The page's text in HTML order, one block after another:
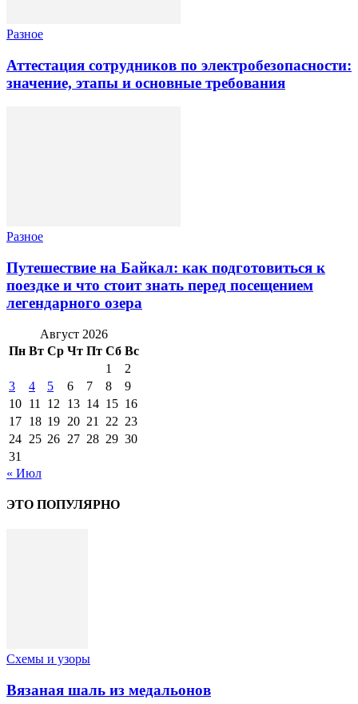
Разное
Аттестация сотрудников по электробезопасности:
значение, этапы и основные требования
Разное
Путешествие на Байкал: как подготовиться к
поездке и что стоит знать перед посещением
легендарного озера
Август 2026
Пн Вт Ср Чт Пт Сб Вс
1
2
3
4 5 6 7 8
9
10 11 12 13 14 15 16
17 18 19 20 21 22 23
24 25 26 27 28 29 30
31
« Июл
ЭТО ПОПУЛЯРНО
Схемы и узоры
Вязаная шаль из медальонов